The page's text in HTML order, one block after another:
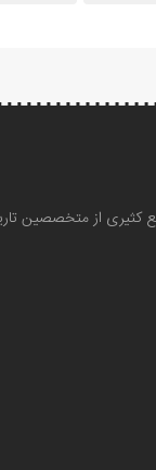
کثیری از متخصصین